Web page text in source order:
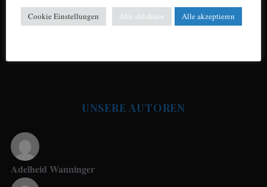
Impressum
UNSERE AUTOREN
Adelheid Wanninger
Cookie Einstellungen Alle ablehnen Alle akzeptieren